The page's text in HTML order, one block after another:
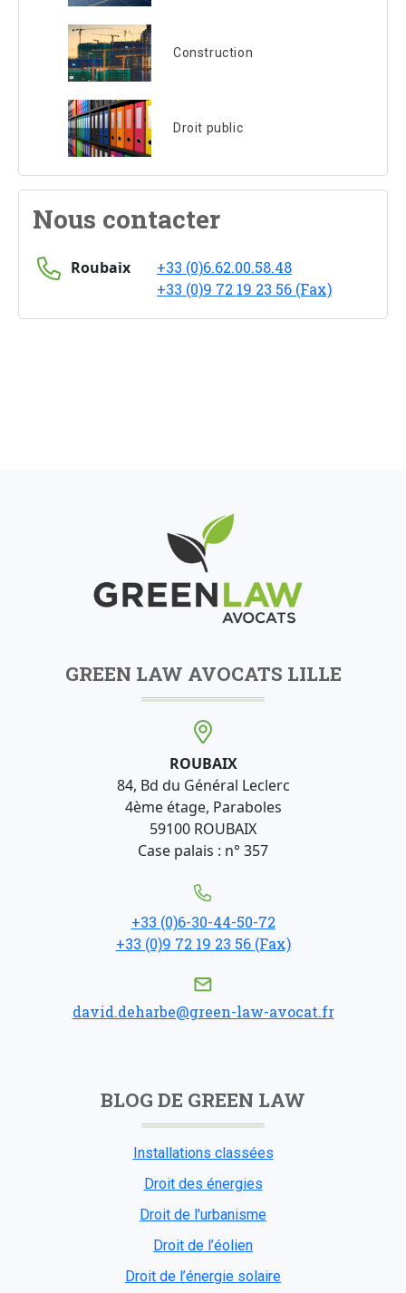
Construction
Droit public
Nous contacter
Roubaix
+33 (0)6.62.00.58.48
+33 (0)9 72 19 23 56 (Fax)
GREEN LAW AVOCATS LILLE
ROUBAIX
84, Bd du Général Leclerc
4ème étage, Paraboles
59100 ROUBAIX
Case palais : n° 357
+33 (0)6-30-44-50-72
+33 (0)9 72 19 23 56 (Fax)
david.deharbe@green-law-avocat.fr
BLOG DE GREEN LAW
Installations classées
Droit des énergies
Droit de l'urbanisme
Droit de l’éolien
Droit de l’énergie solaire